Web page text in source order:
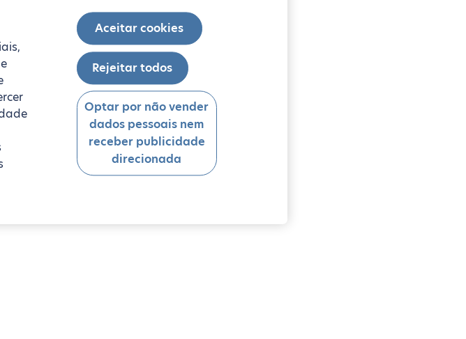
Aceitar cookies
Rejeitar todos
Optar por não vender
dados pessoais nem
receber publicidade
direcionada